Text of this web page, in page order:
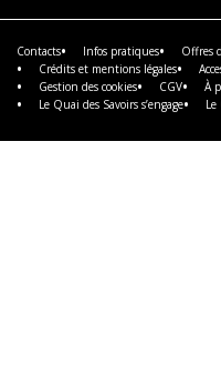
Contacts Infos pratiques Offres
Crédits et mentions légales
Gestion des cookies
CGV
À
Le Quai des Savoirs s’engage